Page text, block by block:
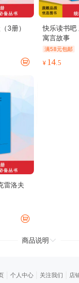
3册）
快乐读书吧
寓言故事
满58元包邮
¥ 14 .5
雷洛夫
商品说明
个人中心 关注我们 店